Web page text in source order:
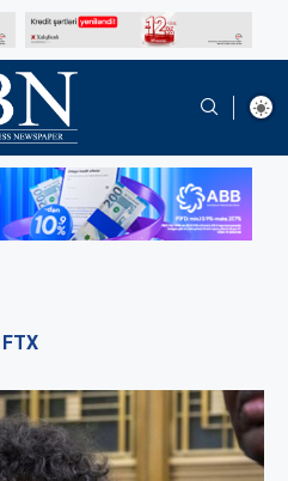
FTX